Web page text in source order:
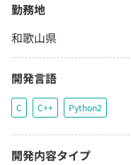
勤務地
和歌山県
開発言語
C C++ Python2
開発内容タイプ